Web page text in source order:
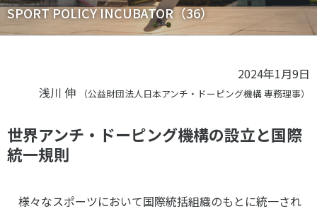
社会づくり
知る学ぶ
ニュース
＃障害者スポーツ ＃スポーツ基本計画
スポーツライフ・データ
政策提言
SPORT POLICY INCUBATOR（36）
2024年1月9日
浅川 伸
（公益財団法人日本アンチ・ドーピング機構 専務理事）
世界アンチ・ドーピング機構の設立と国際
統一規則
様々なスポーツにおいて国際統括組織のもとに統一され